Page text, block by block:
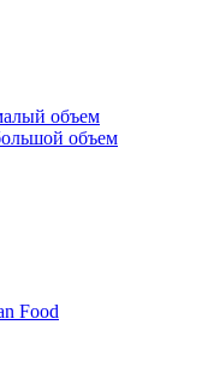
объем
объем
Food